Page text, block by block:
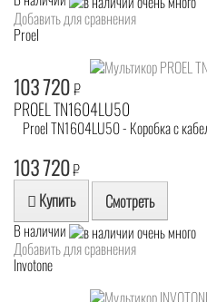
Добавить для сравнения
Proel
103 720₽
PROEL TN1604LU50
Proel TN1604LU50 - Коробка с
103 720₽
Купить Смотреть
В наличии
Добавить для сравнения
Invotone